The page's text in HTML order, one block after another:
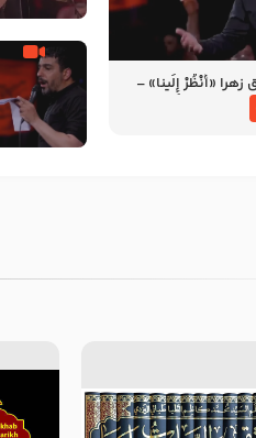
«أُنْظُرْ إِلَینا» –
1405